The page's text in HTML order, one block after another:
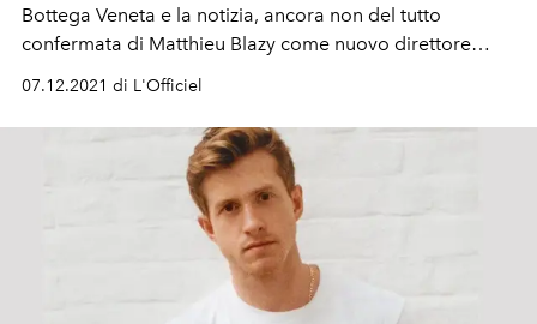
Bottega Veneta e la notizia, ancora non del tutto
confermata di Matthieu Blazy come nuovo direttore
creativo, c'è stata la corsa ai cupi cult di Lee. Dalla
comprare prima che esauriscano!
07.12.2021 di L'Officiel